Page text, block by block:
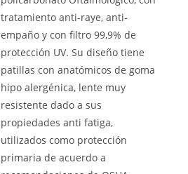
tratamiento anti-raye, anti-
empaño y con filtro 99,9% de
protección UV. Su diseño tiene
patillas con anatómicos de goma
hipo alergénica, lente muy
resistente dado a sus
propiedades anti fatiga,
utilizados como protección
primaria de acuerdo a